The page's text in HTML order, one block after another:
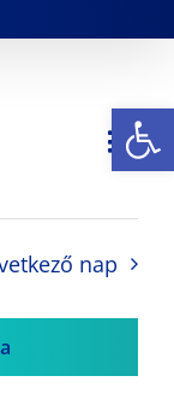
Nap
nap